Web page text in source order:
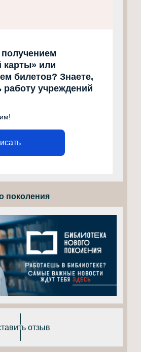
карты» или
билетов? Знаете,
работу учреждений
поколения
отзыв